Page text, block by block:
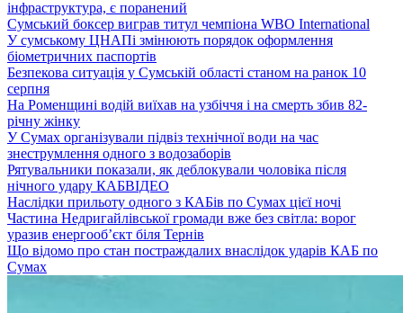
інфраструктура, є поранений
Сумський боксер виграв титул чемпіона WBO International
У сумському ЦНАПі змінюють порядок оформлення
біометричних паспортів
Безпекова ситуація у Сумській області станом на ранок 10
серпня
На Роменщині водій виїхав на узбіччя і на смерть збив 82-
річну жінку
У Сумах організували підвіз технічної води на час
знеструмлення одного з водозаборів
Рятувальники показали, як деблокували чоловіка після
нічного удару КАБВІДЕО
Наслідки прильоту одного з КАБів по Сумах цієї ночі
Частина Недригайлівської громади вже без світла: ворог
уразив енергооб’єкт біля Тернів
Що відомо про стан постраждалих внаслідок ударів КАБ по
Сумах